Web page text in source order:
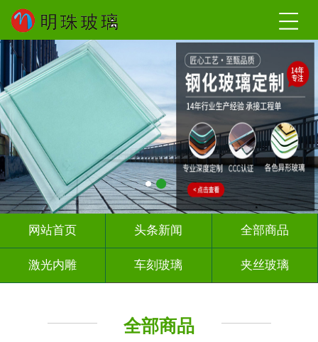
网站首页 头条新闻 全部商品
激光内雕 车刻玻璃 夹丝玻璃
工程玻璃
全部商品